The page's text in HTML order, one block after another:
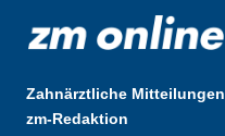
Zahnärztliche Mitteilungen
zm-Redaktion